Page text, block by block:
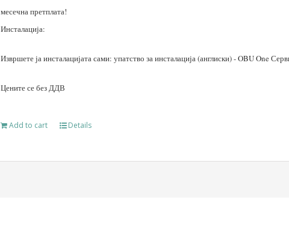
месечна претплата!
Инсталација:
Извршете ја инсталацијата сами: упатство за инсталација (англиски) - OBU One
Цените се без ДДВ
Add to cart Details